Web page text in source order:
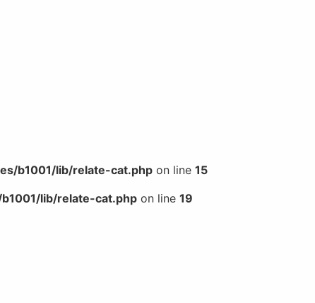
b1001/lib/relate-cat.php on line 15
lib/relate-cat.php on line 19